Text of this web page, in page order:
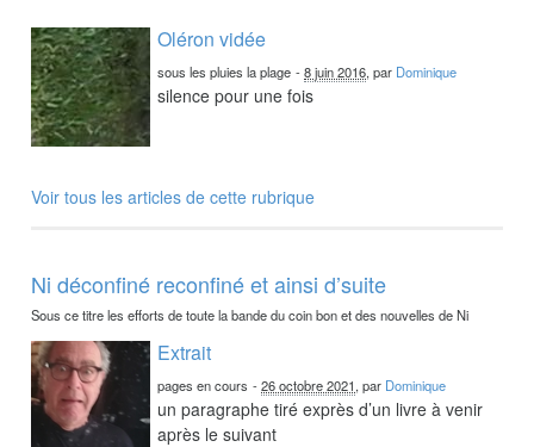
Oléron vidée
sous les pluies la plage -8 juin 2016, par Dominique
silence pour une fois
Voir tous les articles de cette rubrique
Ni déconfiné reconfiné et ainsi d’suite
Sous ce titre les efforts de toute la bande du coin bon et des nouvelles de Ni
Extrait
pages en cours -26 octobre 2021, par Dominique
un paragraphe tiré exprès d’un livre à venir
après le suivant